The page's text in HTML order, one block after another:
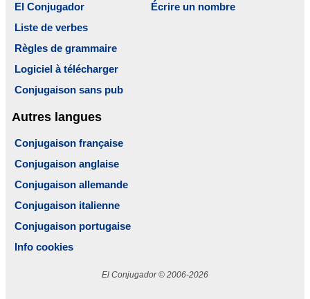
El Conjugador
Liste de verbes
Règles de grammaire
Logiciel à télécharger
Conjugaison sans pub
Écrire un nombre
Autres langues
Conjugaison française
Conjugaison anglaise
Conjugaison allemande
Conjugaison italienne
Conjugaison portugaise
Info cookies
El Conjugador © 2006-2026